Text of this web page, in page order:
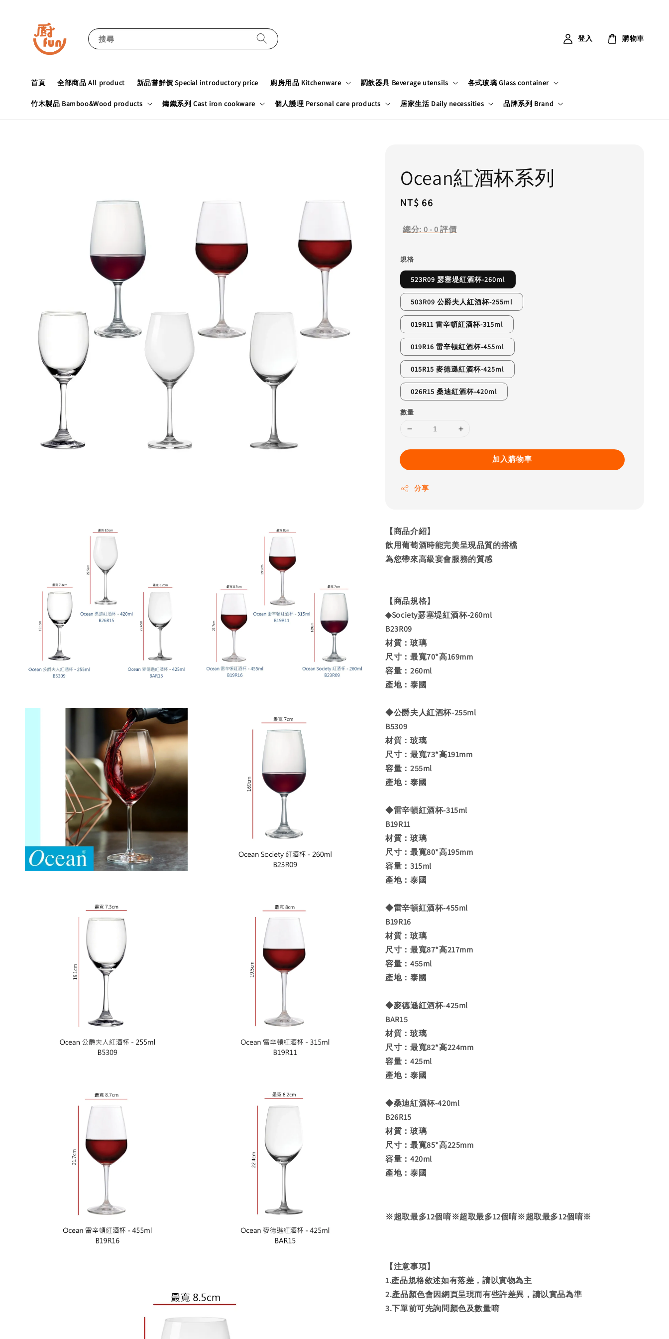
搜尋
首頁 全部商品 All product 新品嘗鮮價 Special introductory price 廚房用品 Kitchenware 調飲器具 Beverage utensils 各式玻璃 Glass container
竹木製品 Bamboo&Wood products 鑄鐵系列 Cast iron cookware 個人護理 Personal care products 居家生活 Daily necessities 品牌系列 Brand
登入 購物車
Ocean紅酒杯系列
Regular
NT$ 66
總分: 0-0評價
規格
523R09 瑟塞堤紅酒杯-260ml
503R09 公爵夫人紅酒杯-255ml
019R11 雷辛頓紅酒杯-315ml
019R16 雷辛頓紅酒杯-455ml
015R15 麥德遜紅酒杯-425ml
026R15 桑迪紅酒杯-420ml
數量
加入購物車
分享
【商品介紹】
飲用葡萄酒時能完美呈現品質的搭檔
為您帶來高級宴會服務的質感
【商品規格】
◆Society瑟塞堤紅酒杯-260ml
B23R09
材質：玻璃
尺寸：最寬70*高169mm
容量：260ml
產地：泰國
◆公爵夫人紅酒杯-255ml
B5309
材質：玻璃
尺寸：最寬73*高191mm
容量：255ml
產地：泰國
◆雷辛頓紅酒杯-315ml
B19R11
材質：玻璃
尺寸：最寬80*高195mm
容量：315ml
產地：泰國
◆雷辛頓紅酒杯-455ml
B19R16
材質：玻璃
尺寸：最寬87*高217mm
容量：455ml
產地：泰國
◆麥德遜紅酒杯-425ml
BAR15
材質：玻璃
尺寸：最寬82*高224mm
容量：425ml
產地：泰國
◆桑迪紅酒杯-420ml
B26R15
材質：玻璃
尺寸：最寬85*高225mm
容量：420ml
產地：泰國
※超取最多12個唷※超取最多12個唷※超取最多12個唷※
【注意事項】
1.產品規格敘述如有落差，請以實物為主
2.產品顏色會因網頁呈現而有些許差異，請以實品為準
3.下單前可先詢問顏色及數量唷